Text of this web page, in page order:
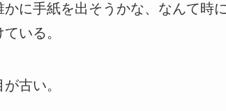
に手紙を出そうかな、なんて時
いる。
古い。